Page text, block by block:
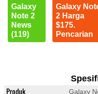
Galaxy
Note 2
News
(119)
Galaxy
2 Harga
$175.
Pencarian
Produk Galaxy